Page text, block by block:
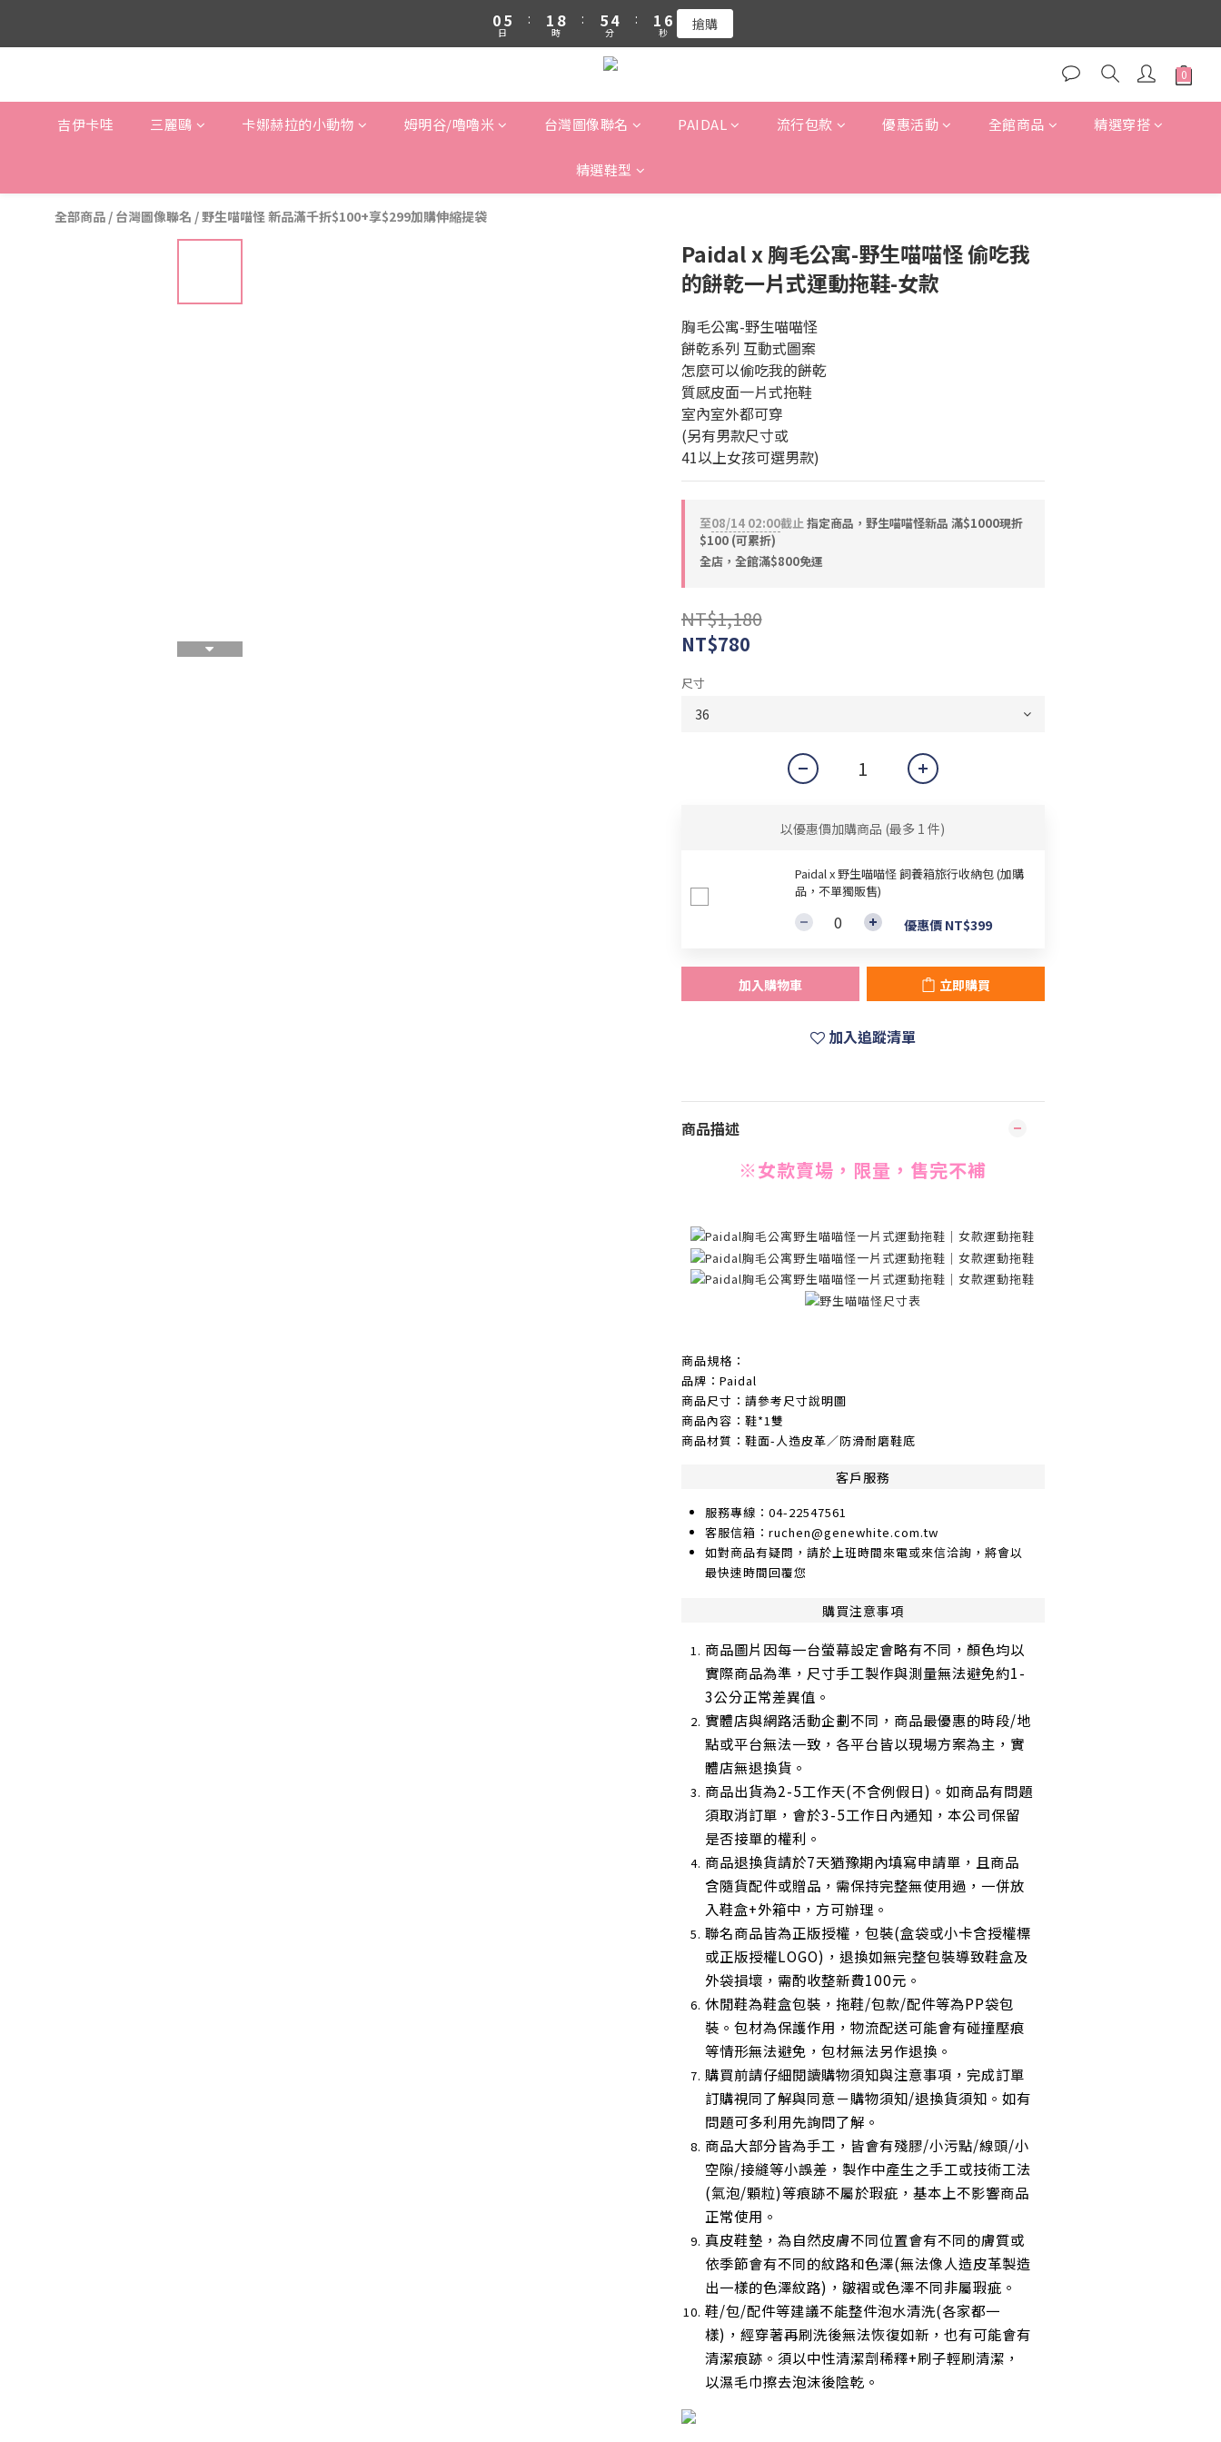
吉伊卡哇 新品上市88折+滿件贈零錢包(隨機)
05
4
1
0
日
:
1
0
8
7
4
3
時
:
5
4
3
1
0
4
3
2
0
分
:
1
0
5
4
1
秒 搶購
吉伊卡哇 新品上市88折+滿件贈零錢包(隨機)
吉伊卡哇 三麗鷗 卡娜赫拉的小動物 姆明谷/嚕嚕米 台灣圖像聯名 PAIDAL 流行包款 優惠活動 全館商品 精選穿搭
精選鞋型
全部商品 / 台灣圖像聯名 /野生喵喵怪 新品滿千折$100+享$299加購伸縮提袋
Paidal x 胸毛公寓-野生喵喵怪 偷吃我
的餅乾一片式運動拖鞋-女款
胸毛公寓-野生喵喵怪
餅乾系列 互動式圖案
怎麼可以偷吃我的餅乾
質感皮面一片式拖鞋
室內室外都可穿
(另有男款尺寸或
41以上女孩可選男款)
至08/14 02:00截止指定商品，野生喵喵怪新品 滿$1000現折
$100 (可累折)
全店，全館滿$800免運
NT$1,180
NT$780
尺寸
以優惠價加購商品 (最多 1 件)
Paidal x 野生喵喵怪 飼養箱旅行收納包 (加購
品，不單獨販售)
優惠價 NT$399
加入購物車 立即購買
加入追蹤清單
商品描述
※女款賣場， 限量 ，售完不補
商品規格：
品牌：Paidal
商品尺寸：請參考尺寸說明圖
商品內容：鞋*1雙
商品材質：鞋面-人造皮革／防滑耐磨鞋底
客戶服務
服務專線：04-22547561
客服信箱：ruchen@genewhite.com.tw
如對商品有疑問，請於上班時間來電或來信洽詢，將會以
最快速時間回覆您
購買注意事項
商品圖片因每一台螢幕設定會略有不同，顏色均以
實際商品為準，尺寸手工製作與測量無法避免約1-
3公分正常差異值。
實體店與網路活動企劃不同，商品最優惠的時段/地
點或平台無法一致，各平台皆以現場方案為主，實
體店無退換貨。
商品出貨為2-5工作天(不含例假日)。如商品有問題
須取消訂單，會於3-5工作日內通知，本公司保留
是否接單的權利。
商品退換貨請於7天猶豫期內填寫申請單，且商品
含隨貨配件或贈品，需保持完整無使用過，一併放
入鞋盒+外箱中，方可辦理。
聯名商品皆為正版授權，包裝(盒袋或小卡含授權標
或正版授權LOGO)，退換如無完整包裝導致鞋盒及
外袋損壞，需酌收整新費100元。
休閒鞋為鞋盒包裝，拖鞋/包款/配件等為PP袋包
裝。包材為保護作用，物流配送可能會有碰撞壓痕
等情形無法避免，包材無法另作退換。
購買前請仔細閱讀購物須知與注意事項，完成訂單
訂購視同了解與同意－購物須知/退換貨須知。如有
問題可多利用先詢問了解。
商品大部分皆為手工，皆會有殘膠/小污點/線頭/小
空隙/接縫等小誤差，製作中產生之手工或技術工法
(氣泡/顆粒)等痕跡不屬於瑕疵，基本上不影響商品
正常使用 。
真皮鞋墊，為自然皮膚不同位置會有不同的膚質或
依季節會有不同的紋路和色澤(無法像人造皮革製造
出一樣的色澤紋路)，皺褶或色澤不同非屬瑕疵。
鞋/包/配件等建議不能整件泡水清洗(各家都一
樣)，經穿著再刷洗後無法恢復如新，也有可能會有
清潔痕跡。須以中性清潔劑稀釋+刷子輕刷清潔，
以濕毛巾擦去泡沫後陰乾 。